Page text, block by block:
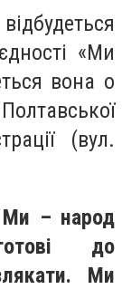
«Ми
вона о
(вул.
Ми – народ
до
Ми